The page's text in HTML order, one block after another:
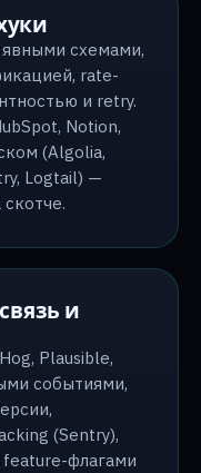
явными схемами,
rate-
и retry.
Notion,
(Algolia,
Logtail) —
и
Plausible,
событиями,
(Sentry),
feature-флагами